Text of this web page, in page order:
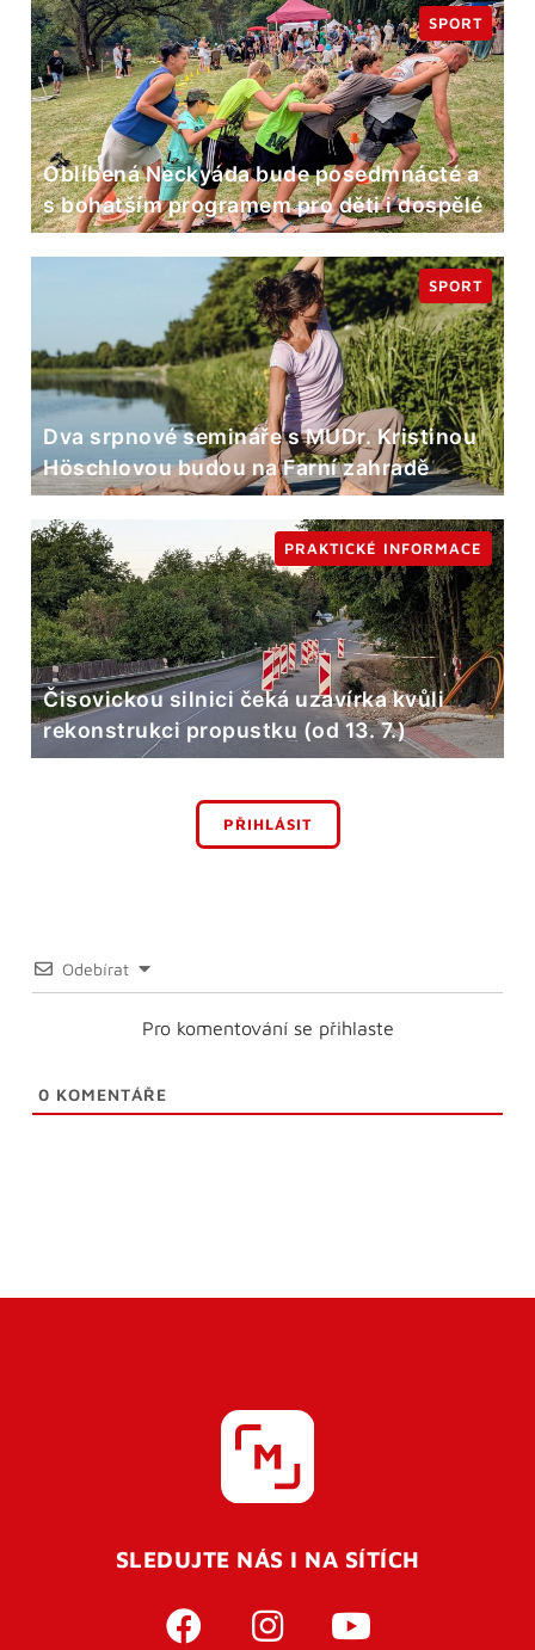
Oblíbená Neckyáda bude posedmnácté a
s bohatším programem pro děti i dospělé
SPORT
Dva srpnové semináře s MUDr. Kristinou
Höschlovou budou na Farní zahradě
SPORT
Čisovickou silnici čeká uzavírka kvůli
rekonstrukci propustku (od 13. 7.)
PRAKTICKÉ INFORMACE
PŘIHLÁSIT
Odebírat
Pro komentování se přihlaste
0 KOMENTÁŘE
SLEDUJTE NÁS I NA SÍTÍCH